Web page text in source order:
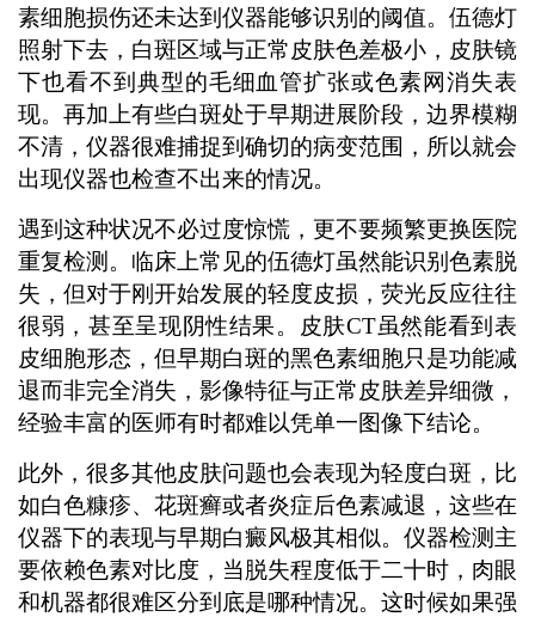
素细胞损伤还未达到仪器能够识别的阈值。伍德灯
照射下去，白斑区域与正常皮肤色差极小，皮肤镜
下也看不到典型的毛细血管扩张或色素网消失表
现。再加上有些白斑处于早期进展阶段，边界模糊
不清，仪器很难捕捉到确切的病变范围，所以就会
出现仪器也检查不出来的情况。
遇到这种状况不必过度惊慌，更不要频繁更换医院
重复检测。临床上常见的伍德灯虽然能识别色素脱
失，但对于刚开始发展的轻度皮损，荧光反应往往
很弱，甚至呈现阴性结果。皮肤CT虽然能看到表
皮细胞形态，但早期白斑的黑色素细胞只是功能减
退而非完全消失，影像特征与正常皮肤差异细微，
经验丰富的医师有时都难以凭单一图像下结论。
此外，很多其他皮肤问题也会表现为轻度白斑，比
如白色糠疹、花斑癣或者炎症后色素减退，这些在
仪器下的表现与早期白癜风极其相似。仪器检测主
要依赖色素对比度，当脱失程度低于二十时，肉眼
和机器都很难区分到底是哪种情况。这时候如果强